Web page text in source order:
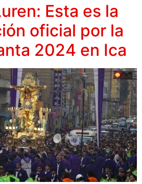
Esta es la
oficial por la
2024 en Ica